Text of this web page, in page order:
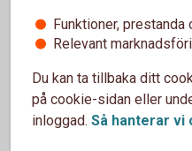
mjölkko, som en
beteskravet. Man vill också
främja fiske till livsmedel.
att ytterligare fem miljoner
övervakning av fästingar,
Funktioner,
Relevant
Du kan ta tillbaka ditt
på cookie-sidan eller
inloggad. Så hanterar vi